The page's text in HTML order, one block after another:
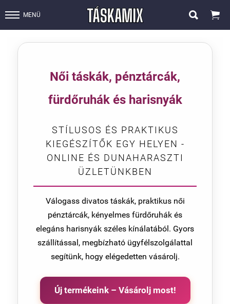
MENÜ  
Női táskák, pénztárcák,
fürdőruhák és harisnyák
STÍLUSOS ÉS PRAKTIKUS
KIEGÉSZÍTŐK EGY HELYEN -
ONLINE ÉS DUNAHARASZTI
ÜZLETÜNKBEN
Válogass divatos táskák, praktikus női
pénztárcák, kényelmes fürdőruhák és
elegáns harisnyák széles kínálatából. Gyors
szállítással, megbízható ügyfélszolgálattal
segítünk, hogy elégedetten vásárolj.
Új termékeink – Vásárolj most!